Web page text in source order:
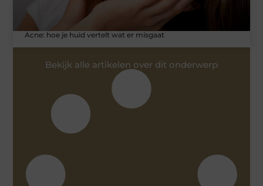
Acne: hoe je huid vertelt wat er misgaat
Bekijk alle artikelen over dit onderwerp